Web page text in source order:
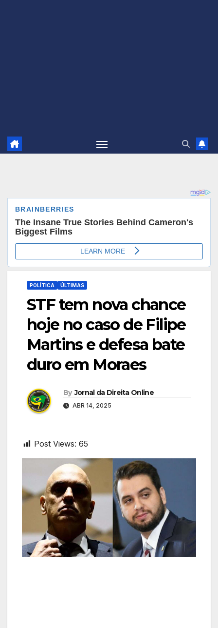
POLÍTICA ÚLTIMAS
STF tem nova chance
hoje no caso de Filipe
Martins e defesa bate
duro em Moraes
By Jornal da Direita Online
ABR 14, 2025
Post Views: 65